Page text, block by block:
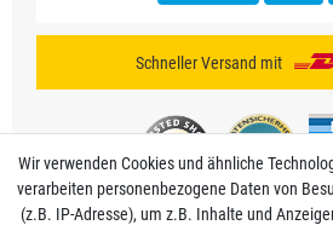
Schneller Versand mit
Wir verwenden Cookies und ähnliche
verarbeiten personenbezogene Daten von
(z.B. IP-Adresse), um z.B. Inhalte und